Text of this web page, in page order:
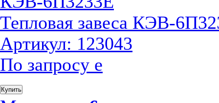
Тепловая завеса КЭВ-
Артикул: 123043
По запросу е
Купить